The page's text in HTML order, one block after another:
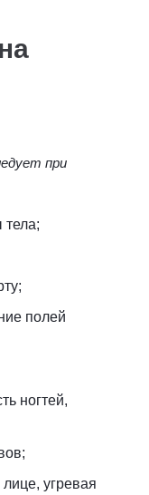
при
тела;
полей
ногтей,
угревая